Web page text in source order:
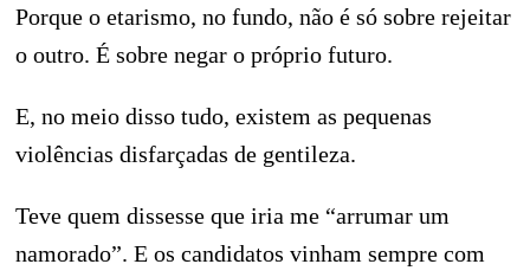
Porque o etarismo, no fundo, não é só sobre rejeitar
o outro. É sobre negar o próprio futuro.
E, no meio disso tudo, existem as pequenas
violências disfarçadas de gentileza.
Teve quem dissesse que iria me “arrumar um
namorado”. E os candidatos vinham sempre com